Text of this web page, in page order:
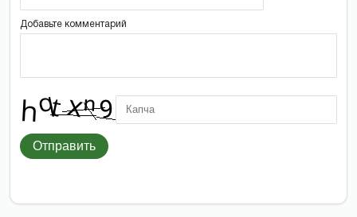
Добавьте комментарий
Отправить